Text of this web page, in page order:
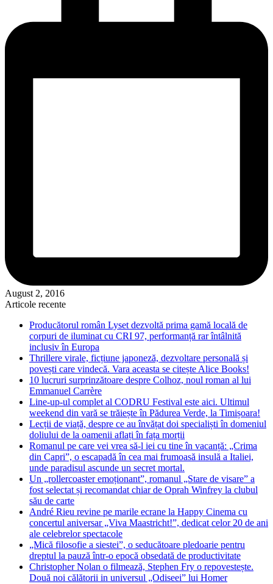
August 2, 2016
Articole recente
Producătorul român Lyset dezvoltă prima gamă locală de
corpuri de iluminat cu CRI 97, performanță rar întâlnită
inclusiv în Europa
Thrillere virale, ficțiune japoneză, dezvoltare personală și
povești care vindecă. Vara aceasta se citește Alice Books!
10 lucruri surprinzătoare despre Colhoz, noul roman al lui
Emmanuel Carrère
Line-up-ul complet al CODRU Festival este aici. Ultimul
weekend din vară se trăiește în Pădurea Verde, la Timișoara!
Lecții de viață, despre ce au învățat doi specialiști în domeniul
doliului de la oamenii aflați în fața morții
Romanul pe care vei vrea să-l iei cu tine în vacanță: „Crima
din Capri”, o escapadă în cea mai frumoasă insulă a Italiei,
unde paradisul ascunde un secret mortal.
Un „rollercoaster emoționant”, romanul „Stare de visare” a
fost selectat și recomandat chiar de Oprah Winfrey la clubul
său de carte
André Rieu revine pe marile ecrane la Happy Cinema cu
concertul aniversar „Viva Maastricht!”, dedicat celor 20 de ani
ale celebrelor spectacole
„Mică filosofie a siestei”, o seducătoare pledoarie pentru
dreptul la pauză într-o epocă obsedată de productivitate
Christopher Nolan o filmează, Stephen Fry o repovestește.
Două noi călătorii in universul „Odiseei” lui Homer